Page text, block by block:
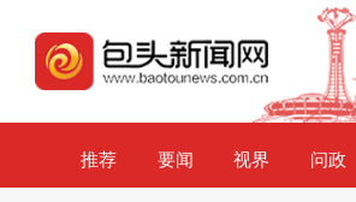
推荐 要闻 视界 问政